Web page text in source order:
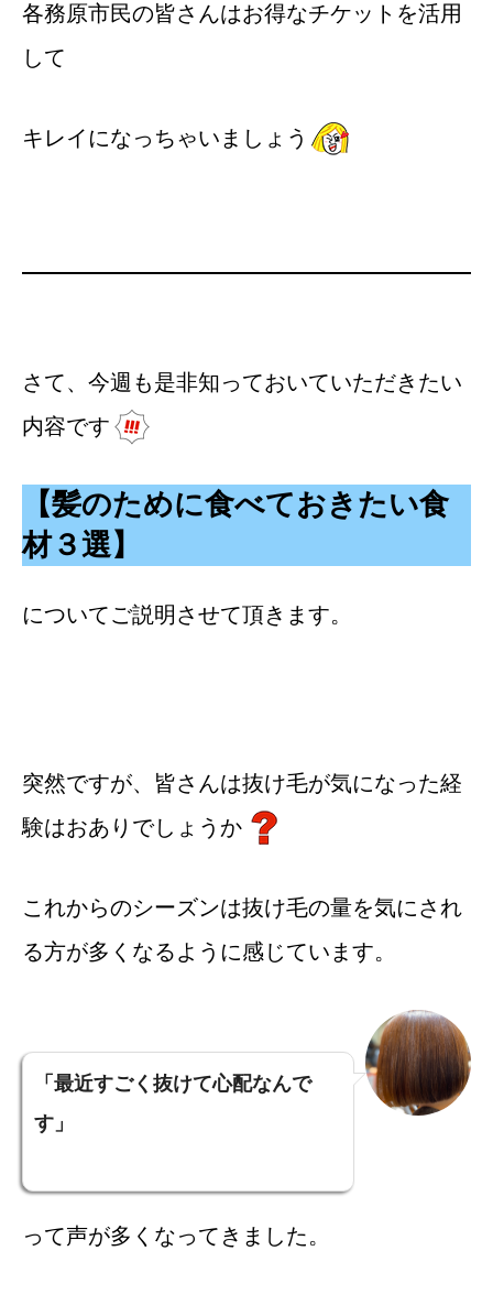
各務原市民の皆さんはお得なチケットを活用
して
キレイになっちゃいましょう
さて、今週も是非知っておいていただきたい
内容です
【髪のために食べておきたい食
材３選】
についてご説明させて頂きます。
突然ですが、皆さんは抜け毛が気になった経
験はおありでしょうか
これからのシーズンは抜け毛の量を気にされ
る方が多くなるように感じています。
「最近すごく抜けて心配なんで
す」
って声が多くなってきました。